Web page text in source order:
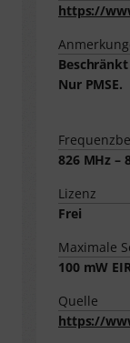
https://
Nur PMSE.
826 MHz –
Lizenz
Frei
Maximale
100mW
Quelle
https://